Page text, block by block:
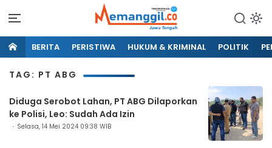
BERITA PERISTIWA HUKUM & KRIMINAL POLITIK
TAG: PT ABG
Diduga Serobot Lahan, PT ABG Dilaporkan
ke Polisi, Leo: Sudah Ada Izin
Selasa, 14 Mei 2024 09:38 WIB